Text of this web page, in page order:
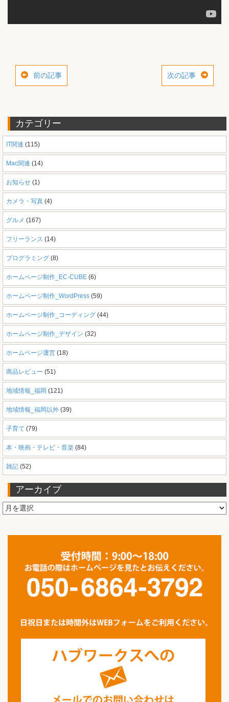
前の記事 次の記事
カテゴリー
IT関連 (115)
Mac関連 (14)
お知らせ (1)
カメラ・写真 (4)
グルメ (167)
フリーランス (14)
プログラミング (8)
ホームページ制作_EC-CUBE (6)
ホームページ制作_WordPress (59)
ホームページ制作_コーディング (44)
ホームページ制作_デザイン (32)
ホームページ運営 (18)
商品レビュー (51)
地域情報_福岡 (121)
地域情報_福岡以外 (39)
子育て (79)
本・映画・テレビ・音楽 (84)
雑記 (52)
アーカイブ
ア
ー
イ